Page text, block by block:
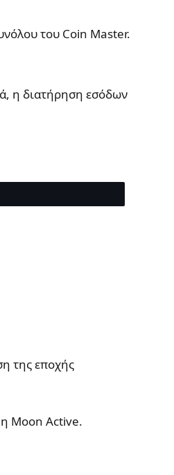
του Coin Master.
η διατήρηση εσόδων
της εποχής
η Moon Active.